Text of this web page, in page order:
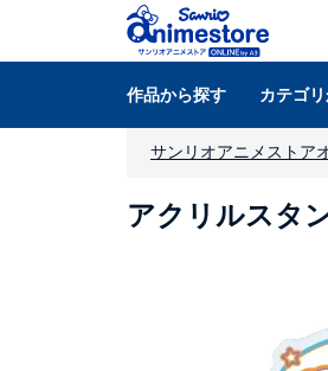
作品から探す カテゴ
サンリオアニメストア
アクリルスタ